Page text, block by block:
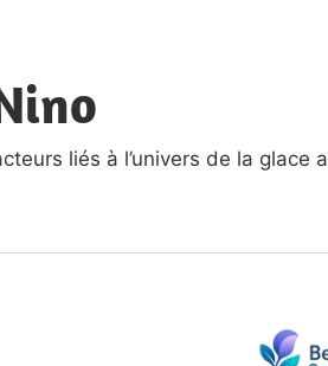
liés à l’univers de la glace